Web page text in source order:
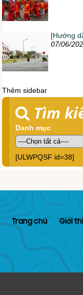
[Hướng
07/06/
Thêm sidebar
Tìm
Danh mục
[ULWPQSF id=38]
Trang chủ Giới